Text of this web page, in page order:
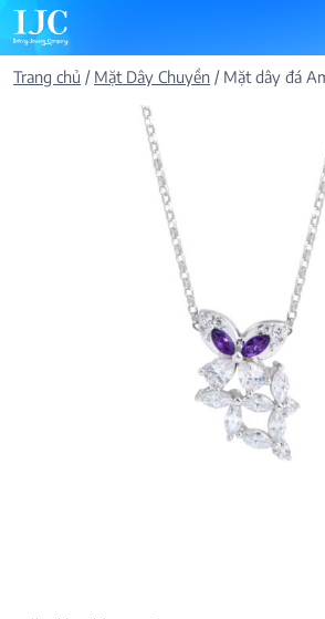
Skip
to
content
Trang chủ / Mặt Dây Chuyền / Mặt dây đá